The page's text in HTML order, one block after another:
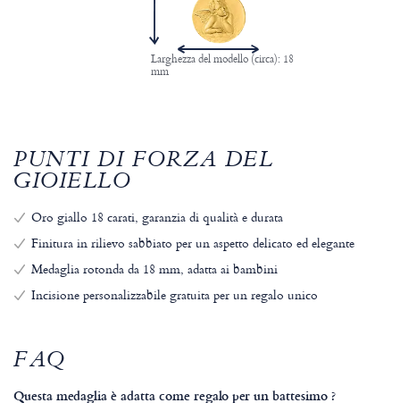
Larghezza del modello (circa): 18
mm
PUNTI DI FORZA DEL
GIOIELLO
Oro giallo 18 carati, garanzia di qualità e durata
Finitura in rilievo sabbiato per un aspetto delicato ed elegante
Medaglia rotonda da 18 mm, adatta ai bambini
Incisione personalizzabile gratuita per un regalo unico
FAQ
Questa medaglia è adatta come regalo per un battesimo ?